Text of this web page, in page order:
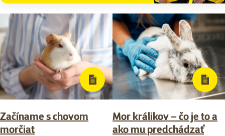
Začíname s chovom
morčiat
Mor králikov – čo je to a
ako mu predchádzať